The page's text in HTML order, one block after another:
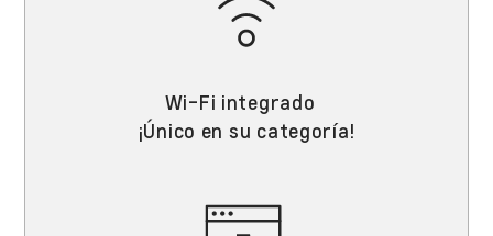
Wi-Fi integrado
¡Único en su categoría!